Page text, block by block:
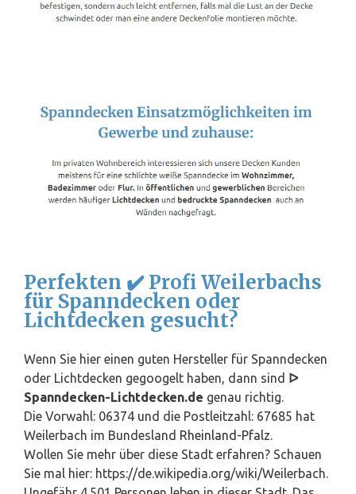
Perfekten ✔️ Profi Weilerbachs
für Spanndecken oder
Lichtdecken gesucht?
Wenn Sie hier einen guten Hersteller für Spanndecken
oder Lichtdecken gegoogelt haben, dann sind ᐅ
Spanndecken-Lichtdecken.de genau richtig.
Die Vorwahl: 06374 und die Postleitzahl: 67685 hat
Weilerbach im Bundesland Rheinland-Pfalz.
Wollen Sie mehr über diese Stadt erfahren? Schauen
Sie mal hier: https://de.wikipedia.org/wiki/Weilerbach.